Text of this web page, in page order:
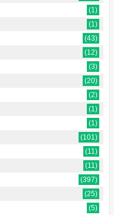
(1)
(1)
(43)
(12)
(3)
(20)
(2)
(1)
(1)
(101)
(11)
(11)
(397)
(25)
(5)